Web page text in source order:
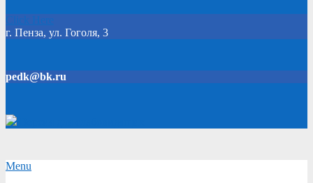
Click Here
г. Пенза, ул. Гоголя, 3
pedk@bk.ru
Secondary
Menu